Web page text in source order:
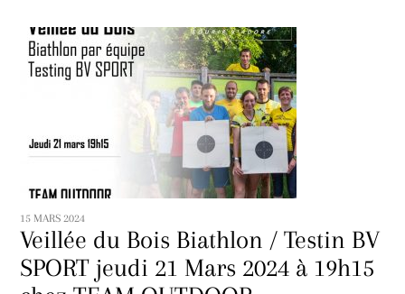
15 MARS 2024
Veillée du Bois Biathlon / Testin BV
SPORT jeudi 21 Mars 2024 à 19h15